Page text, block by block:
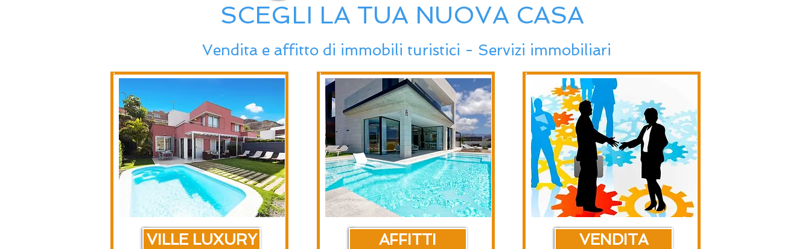
SCEGLI LA TUA NUOVA CASA
Vendita e affitto di immobili turistici - Servizi immobiliari
VILLE LUXURY AFFITTI VENDITA